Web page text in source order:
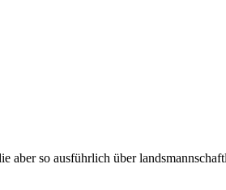
so ausführlich über